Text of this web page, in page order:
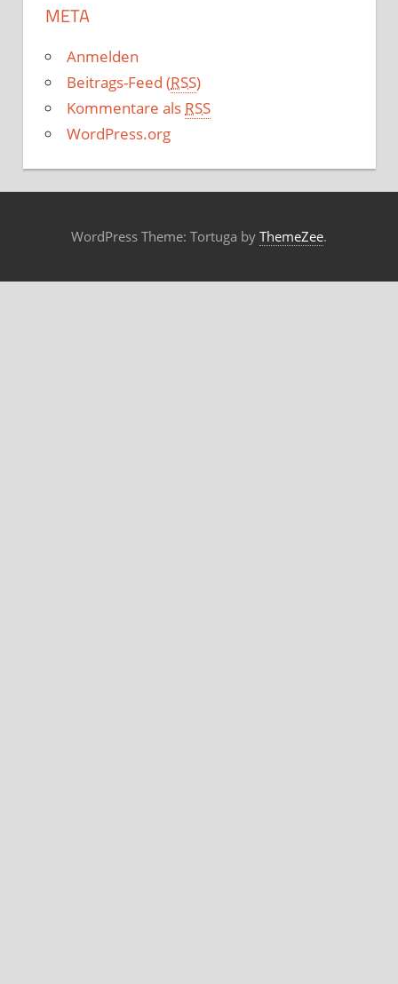
META
Anmelden
Beitrags-Feed (RSS)
Kommentare als RSS
WordPress.org
WordPress Theme: Tortuga by ThemeZee.